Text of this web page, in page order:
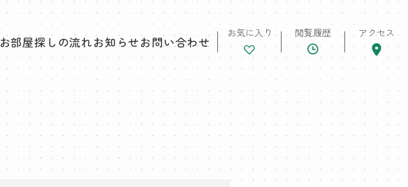
お部屋探しの流れお知らせお問い合わせ
お気に入り 閲覧履歴 アクセス